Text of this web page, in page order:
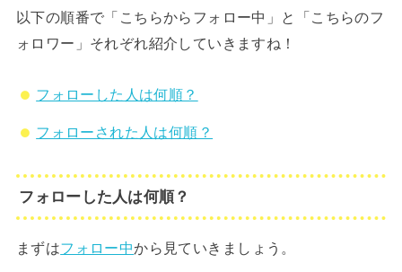
以下の順番で「こちらからフォロー中」と「こちらのフ
ォロワー」それぞれ紹介していきますね！
フォローした人は何順？
フォローされた人は何順？
フォローした人は何順？
まずはフォロー中から見ていきましょう。